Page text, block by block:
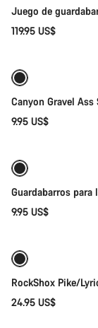
Juego de
119.95 US$
Canyon Gravel Ass
9.95 US$
Guardabarros para
9.95 US$
RockShox Pike/
24.95 US$